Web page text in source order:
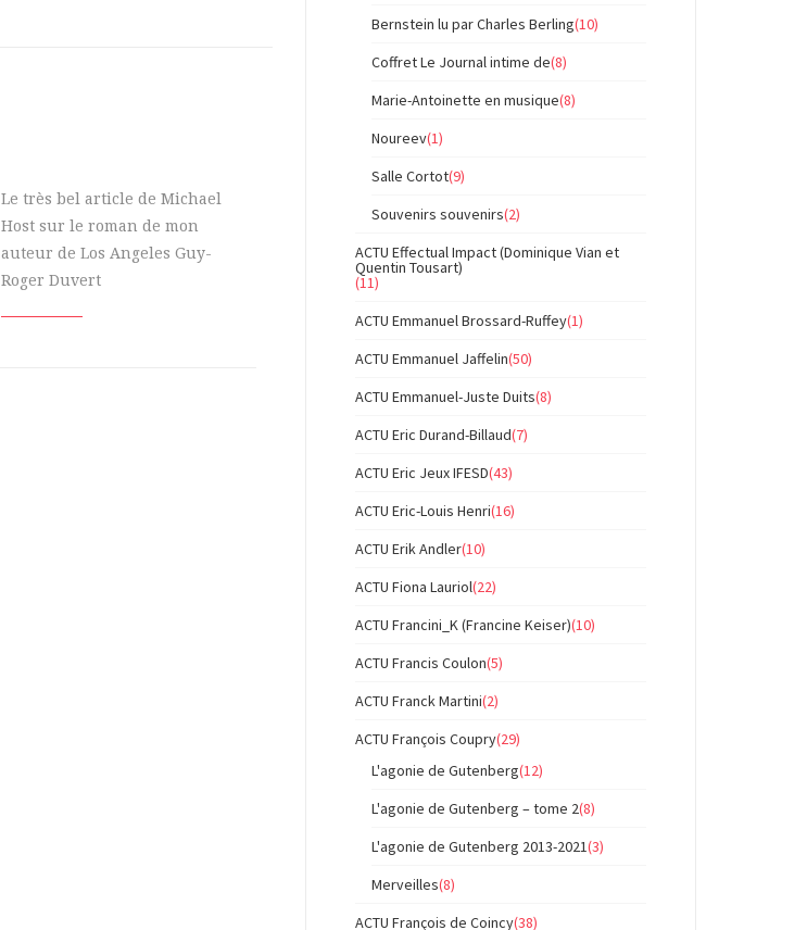
Le très bel article de Michael
Host sur le roman de mon
auteur de Los Angeles Guy-
Roger Duvert
Bernstein lu par Charles Berling(10)
Coffret Le Journal intime de(8)
Marie-Antoinette en musique(8)
Noureev(1)
Salle Cortot(9)
Souvenirs souvenirs(2)
ACTU Effectual Impact (Dominique Vian et
Quentin Tousart)
(11)
ACTU Emmanuel Brossard-Ruffey(1)
ACTU Emmanuel Jaffelin(50)
ACTU Emmanuel-Juste Duits(8)
ACTU Eric Durand-Billaud(7)
ACTU Eric Jeux IFESD(43)
ACTU Eric-Louis Henri(16)
ACTU Erik Andler(10)
ACTU Fiona Lauriol(22)
ACTU Francini_K (Francine Keiser)(10)
ACTU Francis Coulon(5)
ACTU Franck Martini(2)
ACTU François Coupry(29)
L'agonie de Gutenberg(12)
L'agonie de Gutenberg – tome 2(8)
L'agonie de Gutenberg 2013-2021(3)
Merveilles(8)
ACTU François de Coincy(38)